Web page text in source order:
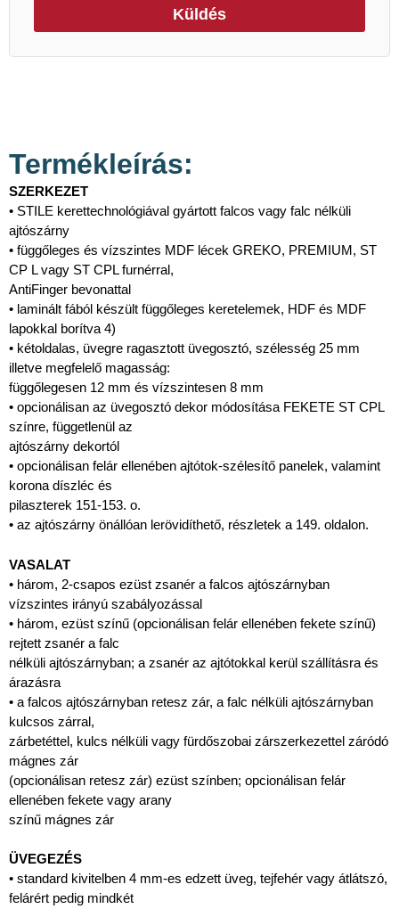
Küldés
Termékleírás:
SZERKEZET
• STILE kerettechnológiával gyártott falcos vagy falc nélküli
ajtószárny
• függőleges és vízszintes MDF lécek GREKO, PREMIUM, ST
CP L vagy ST CPL furnérral,
AntiFinger bevonattal
• laminált fából készült függőleges keretelemek, HDF és MDF
lapokkal borítva 4)
• kétoldalas, üvegre ragasztott üvegosztó, szélesség 25 mm
illetve megfelelő magasság:
függőlegesen 12 mm és vízszintesen 8 mm
• opcionálisan az üvegosztó dekor módosítása FEKETE ST CPL
színre, függetlenül az
ajtószárny dekortól
• opcionálisan felár ellenében ajtótok-szélesítő panelek, valamint
korona díszléc és
pilaszterek 151-153. o.
• az ajtószárny önállóan lerövidíthető, részletek a 149. oldalon.
VASALAT
• három, 2-csapos ezüst zsanér a falcos ajtószárnyban
vízszintes irányú szabályozással
• három, ezüst színű (opcionálisan felár ellenében fekete színű)
rejtett zsanér a falc
nélküli ajtószárnyban; a zsanér az ajtótokkal kerül szállításra és
árazásra
• a falcos ajtószárnyban retesz zár, a falc nélküli ajtószárnyban
kulcsos zárral,
zárbetéttel, kulcs nélküli vagy fürdőszobai zárszerkezettel záródó
mágnes zár
(opcionálisan retesz zár) ezüst színben; opcionálisan felár
ellenében fekete vagy arany
színű mágnes zár
ÜVEGEZÉS
• standard kivitelben 4 mm-es edzett üveg, tejfehér vagy átlátszó,
felárért pedig mindkét